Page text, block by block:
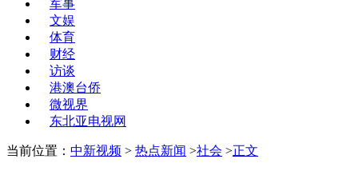
军事
文娱
体育
财经
访谈
港澳台侨
微视界
东北亚电视网
当前位置： 中新视频 > 热点新闻 >社会 >正文